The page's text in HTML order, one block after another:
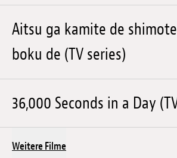
Aitsu ga kamite de
boku de (TV series)
36,000 Seconds in a Day
Weitere Filme